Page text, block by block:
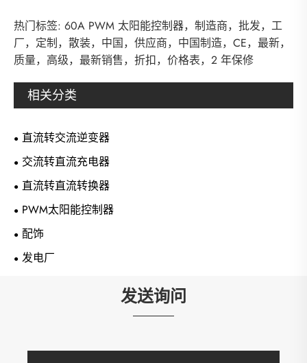
热门标签: 60A PWM 太阳能控制器，制造商，批发，工
厂，定制，散装，中国，供应商，中国制造，CE，最新，
质量，高级，最新销售，折扣，价格表，2 年保修
相关分类
直流转交流逆变器
交流转直流充电器
直流转直流转换器
PWM太阳能控制器
配饰
发电厂
发送询问